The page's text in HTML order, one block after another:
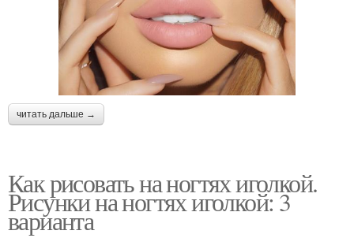
читать дальше →
Как рисовать на ногтях иголкой.
Рисунки на ногтях иголкой: 3
варианта